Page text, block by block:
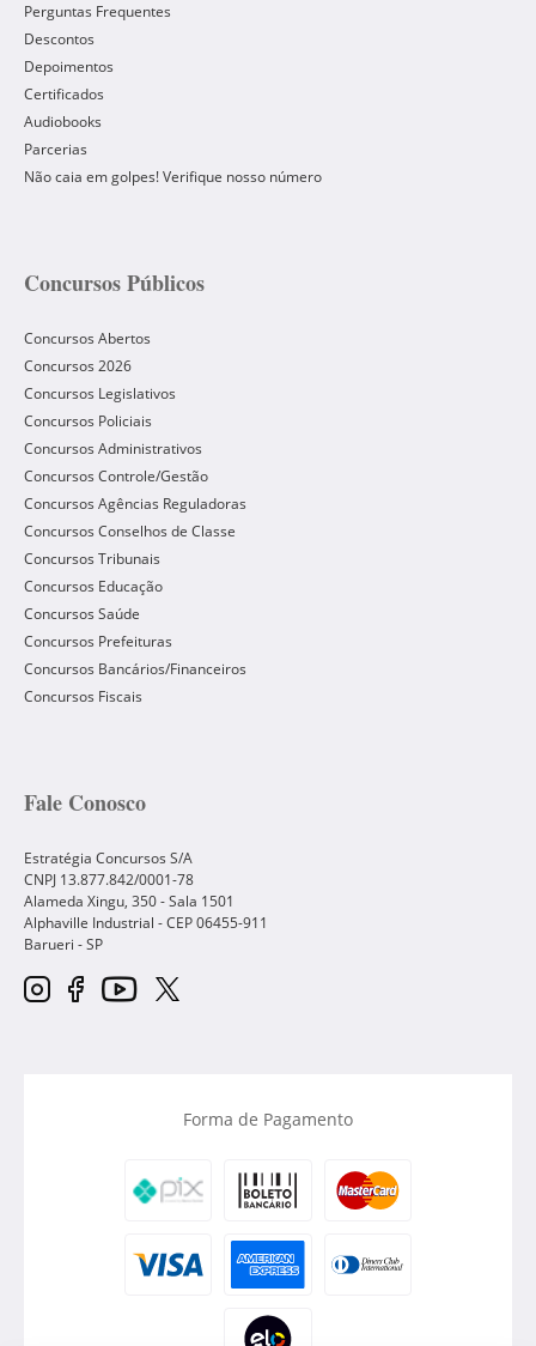
Perguntas Frequentes
Descontos
Depoimentos
Certificados
Audiobooks
Parcerias
Não caia em golpes! Verifique nosso número
Concursos Públicos
Concursos Abertos
Concursos 2026
Concursos Legislativos
Concursos Policiais
Concursos Administrativos
Concursos Controle/Gestão
Concursos Agências Reguladoras
Concursos Conselhos de Classe
Concursos Tribunais
Concursos Educação
Concursos Saúde
Concursos Prefeituras
Concursos Bancários/Financeiros
Concursos Fiscais
Fale Conosco
Estratégia Concursos S/A
CNPJ 13.877.842/0001-78
Alameda Xingu, 350 - Sala 1501
Alphaville Industrial - CEP06455-911
Barueri -SP
Forma de Pagamento